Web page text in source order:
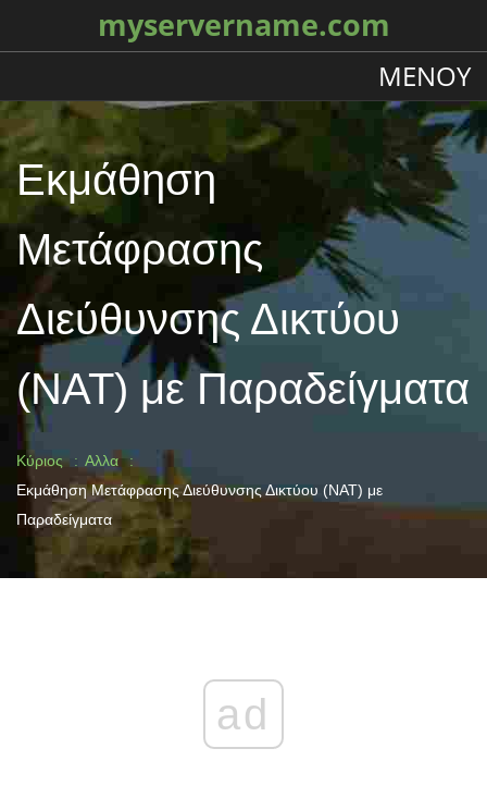
myservername.com
ΜΕΝΟΎ
Εκμάθηση
Μετάφρασης
Διεύθυνσης Δικτύου
(NAT) με Παραδείγματα
Κύριος
Αλλα
Εκμάθηση Μετάφρασης Διεύθυνσης Δικτύου (NAT) με
Παραδείγματα
ad